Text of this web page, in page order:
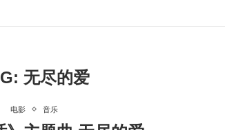
无尽的爱
电影 音乐